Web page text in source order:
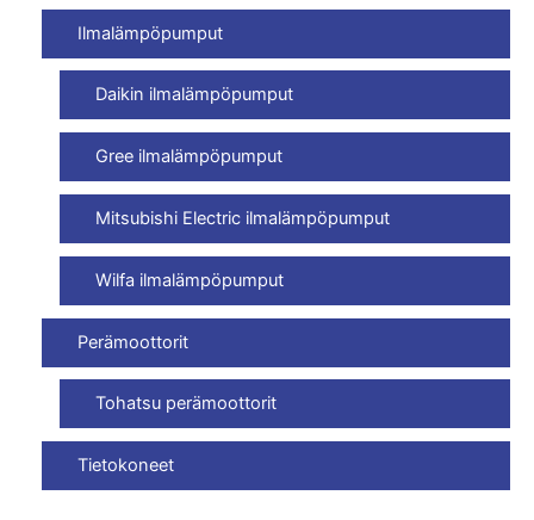
Ilmalämpöpumput
Daikin ilmalämpöpumput
Gree ilmalämpöpumput
Mitsubishi Electric ilmalämpöpumput
Wilfa ilmalämpöpumput
Perämoottorit
Tohatsu perämoottorit
Tietokoneet